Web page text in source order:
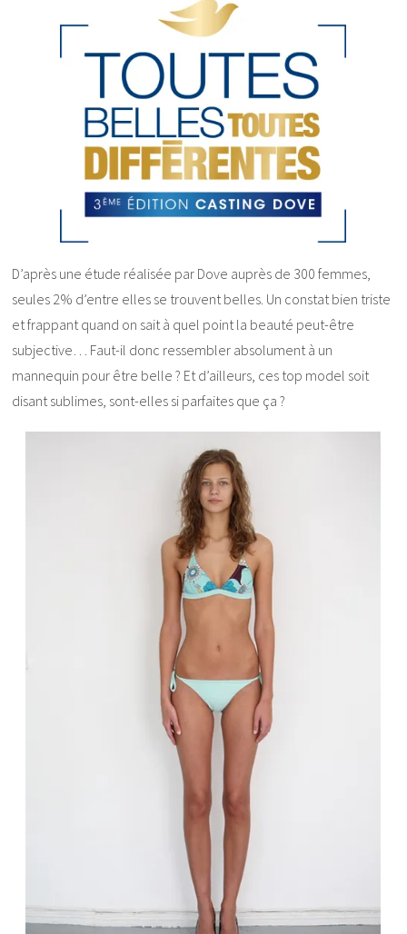
D’après une étude réalisée par Dove auprès de 300 femmes,
seules 2% d’entre elles se trouvent belles. Un constat bien triste
et frappant quand on sait à quel point la beauté peut-être
subjective… Faut-il donc ressembler absolument à un
mannequin pour être belle ? Et d’ailleurs, ces top model soit
disant sublimes, sont-elles si parfaites que ça ?